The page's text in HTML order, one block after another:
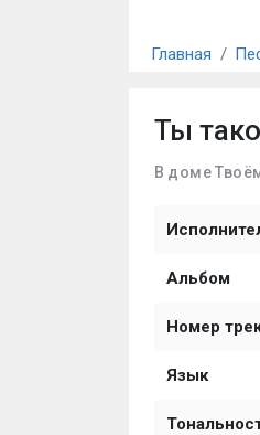
Главная
Ты
В доме
Альбом
Номер
Язык